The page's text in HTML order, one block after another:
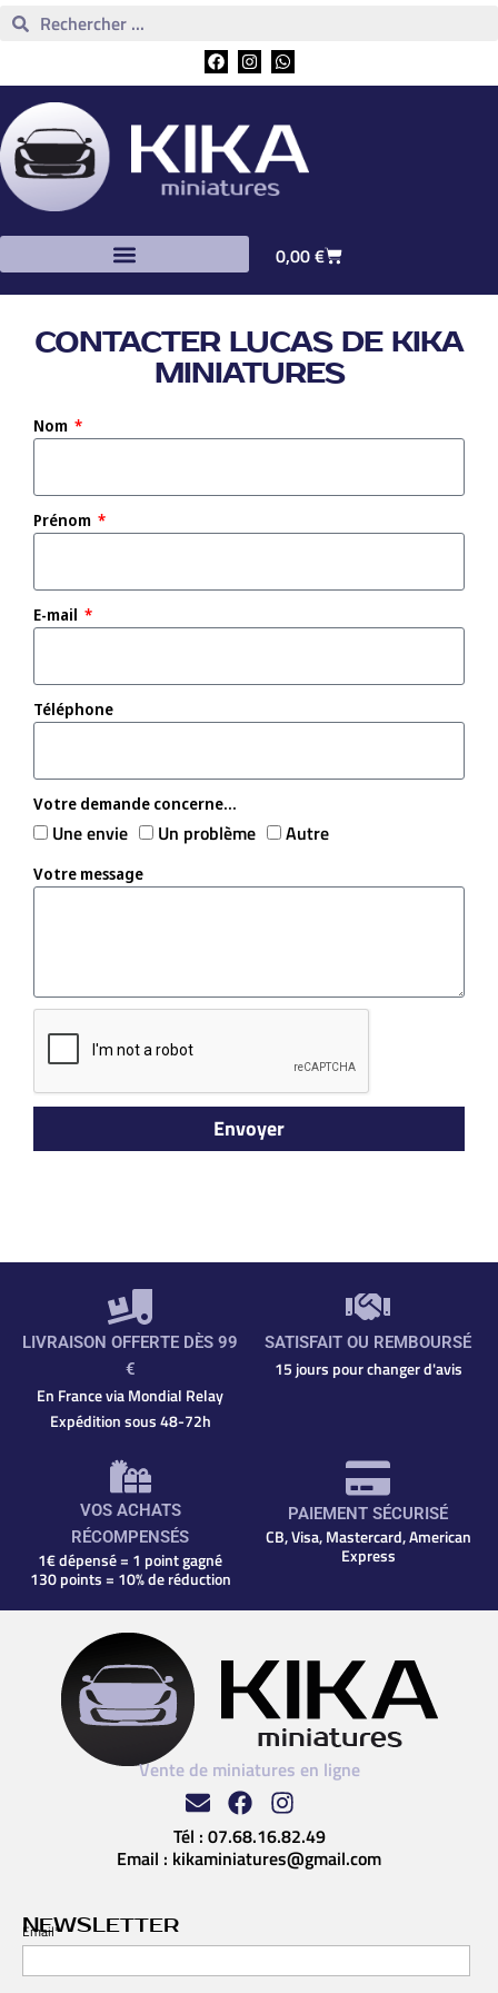
0,00€
CONTACTER LUCAS DE KIKA
MINIATURES
Nom
Prénom
E-mail
Téléphone
Votre demande concerne...
Une envie Un problème Autre
Votre message
Envoyer
LIVRAISON OFFERTE DÈS 99
€
En France via Mondial Relay
Expédition sous 48-72h
SATISFAIT OU REMBOURSÉ
15 jours pour changer d'avis
VOS ACHATS
RÉCOMPENSÉS
1€ dépensé = 1 point gagné
130 points = 10% de réduction
PAIEMENT SÉCURISÉ
CB, Visa, Mastercard, American
Express
Vente de miniatures en ligne
Tél : 07.68.16.82.49
Email : kikaminiatures@gmail.com
NEWSLETTER
Email*